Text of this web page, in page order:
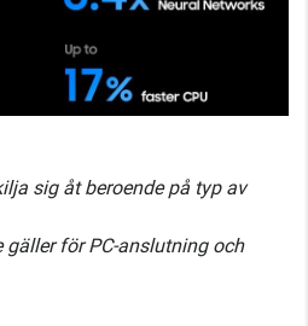
sig åt beroende på typ av
för PC-anslutning och